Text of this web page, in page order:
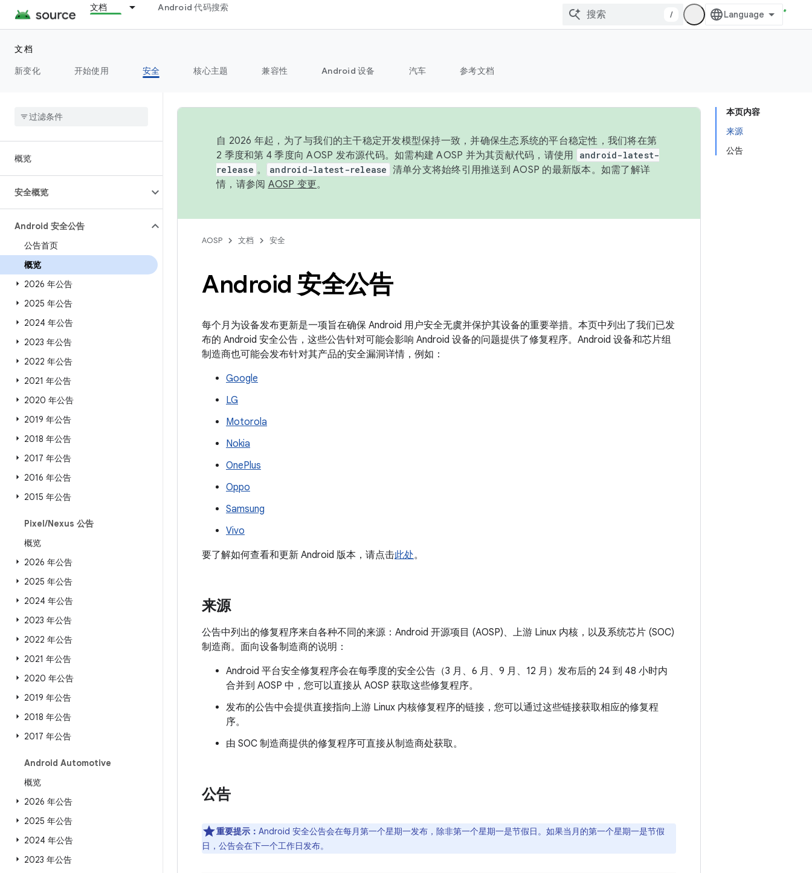
文档 Android 代码搜索
/
文档
新变化
开始使用 安全 核心主题 兼容性 Android 设备 汽车 参考文档
概览
安全概览
Android 安全公告
公告首页
概览
2026 年公告
2025 年公告
2024 年公告
2023 年公告
2022 年公告
2021 年公告
2020 年公告
2019 年公告
2018 年公告
2017 年公告
2016 年公告
2015 年公告
Pixel/Nexus 公告
概览
2026 年公告
2025 年公告
2024 年公告
2023 年公告
2022 年公告
2021 年公告
2020 年公告
2019 年公告
2018 年公告
2017 年公告
Android Automotive
概览
2026 年公告
2025 年公告
2024 年公告
2023 年公告
本页内容
来源
公告
自 2026 年起，为了与我们的主干稳定开发模型保持一致，并确保生态系统的平台稳定性，我们将在第
2 季度和第 4 季度向 AOSP 发布源代码。如需构建 AOSP 并为其贡献代码，请使用
android-latest-
release 。 android-latest-release 清单分支将始终引用推送到 AOSP 的最新版本。如需了解详
情，请参阅 AOSP 变更。
AOSP 文档 安全
Android 安全公告
每个月为设备发布更新是一项旨在确保 Android 用户安全无虞并保护其设备的重要举措。本页中列出了我们已发
布的 Android 安全公告，这些公告针对可能会影响 Android 设备的问题提供了修复程序。Android 设备和芯片组
制造商也可能会发布针对其产品的安全漏洞详情，例如：
Google
LG
Motorola
Nokia
OnePlus
Oppo
Samsung
Vivo
要了解如何查看和更新 Android 版本，请点击此处。
来源
公告中列出的修复程序来自各种不同的来源：Android 开源项目 (AOSP)、上游 Linux 内核，以及系统芯片 (SOC)
制造商。面向设备制造商的说明：
Android 平台安全修复程序会在每季度的安全公告（3 月、6 月、9 月、12 月）发布后的 24 到 48 小时内
合并到 AOSP 中，您可以直接从 AOSP 获取这些修复程序。
发布的公告中会提供直接指向上游 Linux 内核修复程序的链接，您可以通过这些链接获取相应的修复程
序。
由 SOC 制造商提供的修复程序可直接从制造商处获取。
公告
重要提示： Android 安全公告会在每月第一个星期一发布，除非第一个星期一是节假日。如果当月的第一个星期一是节假
日，公告会在下一个工作日发布。